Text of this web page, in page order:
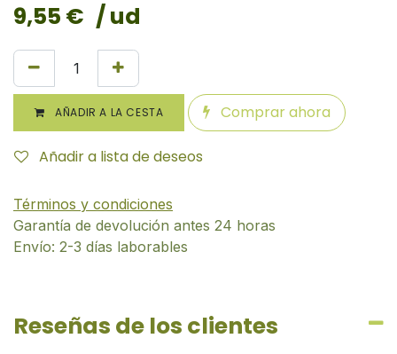
9,55 € / ud
AÑADIR A LA CESTA Comprar ahora
Añadir a lista de deseos
Términos y condiciones
Garantía de devolución antes 24 horas
Envío: 2-3 días laborables
Reseñas de los clientes